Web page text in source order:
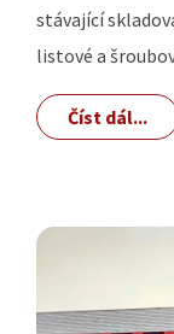
stávající
listové a
Číst dál...